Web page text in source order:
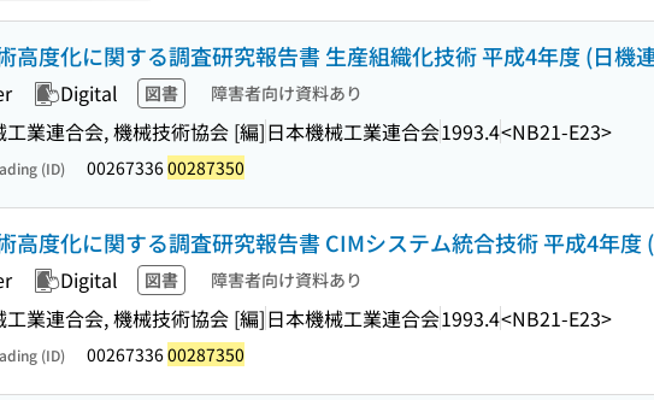
高度化に関する調査研究報告書 生産組織化技術 平成4年度 (日機
Digital 図書 障害者向け資料あり
工業連合会, 機械技術協会 [編]日本機械工業連合会1993.4<NB21-E23>
(ID) 0026733600287350
高度化に関する調査研究報告書 CIMシステム統合技術 平成4年度
Digital 図書 障害者向け資料あり
工業連合会, 機械技術協会 [編]日本機械工業連合会1993.4<NB21-E23>
(ID) 0026733600287350